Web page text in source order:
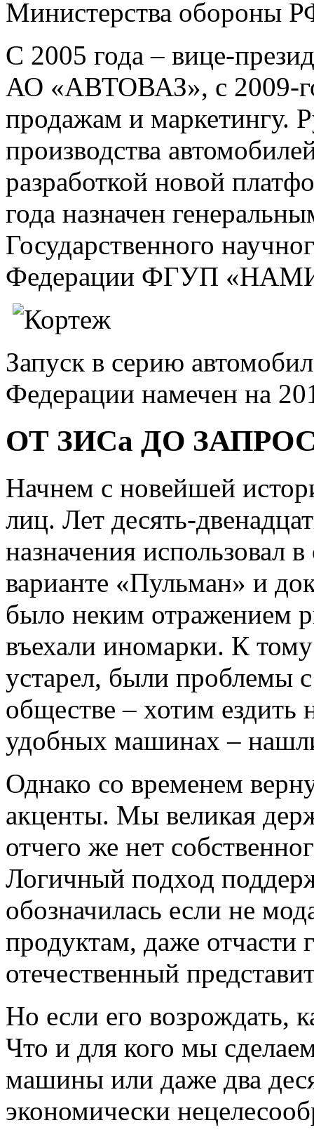
Министерства обороны
С 2005 года – вице-
АО «АВТОВАЗ», с 2009-
продажам и маркетингу.
производства
разработкой новой
года назначен
Государственного
Федерации ФГУП
Запуск в серию
Федерации намечен на
ОТ ЗИСа ДО
Начнем с новейшей
лиц. Лет десять-
назначения использовал
варианте «Пульман» и
было неким отражением
въехали иномарки. К
устарел, были проблемы
обществе – хотим
удобных машинах –
Однако со временем
акценты. Мы великая
отчего же нет
Логичный подход
обозначилась если не
продуктам, даже отчасти
отечественный
Но если его возрождать,
Что и для кого мы
машины или даже два
экономически